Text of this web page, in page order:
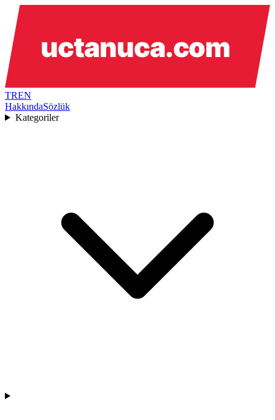
TREN
HakkındaSözlük
Kategoriler